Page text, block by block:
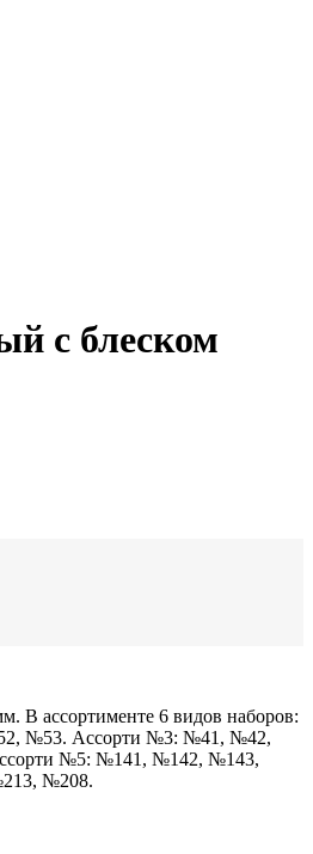
с блеском
В ассортименте 6 видов наборов:
№53. Ассорти №3: №41, №42,
№5: №141, №142, №143,
№208.